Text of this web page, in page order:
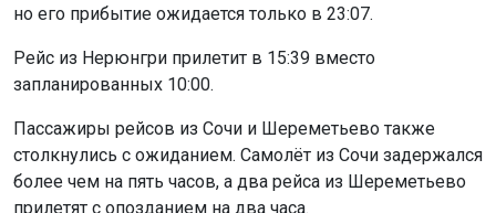
но его прибытие ожидается только в 23:07.
Рейс из Нерюнгри прилетит в 15:39 вместо
запланированных 10:00.
Пассажиры рейсов из Сочи и Шереметьево также
столкнулись с ожиданием. Самолёт из Сочи задержался
более чем на пять часов, а два рейса из Шереметьево
прилетят с опозданием на два часа.